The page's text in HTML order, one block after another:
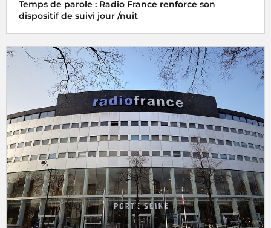
Temps de parole : Radio France renforce son
dispositif de suivi jour /nuit